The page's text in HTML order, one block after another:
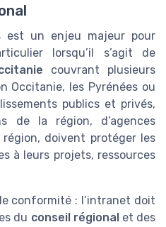
est un enjeu majeur pour
lorsqu’il s’agit de
couvrant plusieurs
Occitanie, les Pyrénées ou
publics et privés,
de la région, d’agences
région, doivent protéger les
à leurs projets, ressources
conformité : l’intranet doit
du conseil régional et des